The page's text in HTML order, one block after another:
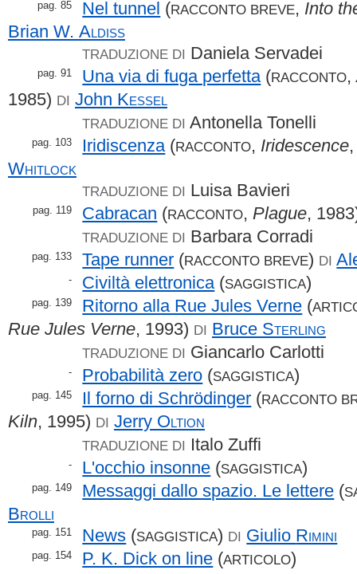
pag. 85 Nel tunnel (RACCONTO BREVE, Into
Brian W. Aldiss
TRADUZIONE DI Daniela Servadei
pag. 91 Una via di fuga perfetta (RACCONTO,
1985) DI John Kessel
TRADUZIONE DI Antonella Tonelli
pag. 103 Iridiscenza (RACCONTO, Iridescence
Whitlock
TRADUZIONE DI Luisa Bavieri
pag. 119 Cabracan (RACCONTO, Plague,
TRADUZIONE DI Barbara Corradi
pag. 133 Tape runner (RACCONTO BREVE) DI
- Civiltà elettronica (SAGGISTICA)
pag. 139 Ritorno alla Rue Jules Verne (
Rue Jules Verne, 1993) DI Bruce Sterling
TRADUZIONE DI Giancarlo Carlotti
- Probabilità zero (SAGGISTICA)
pag. 145 Il forno di Schrödinger (RACCONTO
Kiln, 1995) DI Jerry Oltion
TRADUZIONE DI Italo Zuffi
- L'occhio insonne (SAGGISTICA)
pag. 149 Messaggi dallo spazio. Le lettere (
Brolli
pag. 151 News (SAGGISTICA) DI Giulio Rimini
pag. 154 P. K. Dick on line (ARTICOLO)